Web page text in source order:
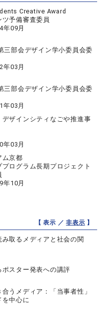
Creative Award
予備審査委員
年09月
三部会デザイン学小委員会委
年03月
三部会デザイン学小委員会委
年03月
デザインシティなごや推進事
年03月
ム京都
ログラム長期プロジェクト
年10月
【 表示 ／非表示 】
取るメディアと社会の関
スター発表への講評
うメディア：「当事者性」
を中心に